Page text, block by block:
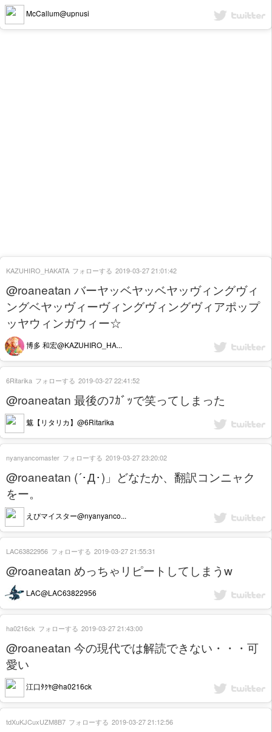
McCallum@upnusi
@roaneatan バーヤッベヤッベヤッヴィングヴィ
ングベヤッヴィーヴィングヴィングヴィアポップ
ッヤウィンガウィー☆
博多 和宏@KAZUHIRO_HA...
KAZUHIRO_HAKATA フォローする 2019-03-27 21:01:42
@roaneatan 最後のﾌｶﾞｯで笑ってしまった
魃【リタリカ】@6Ritarika
6Ritarika フォローする 2019-03-27 22:41:52
@roaneatan (´･Д･)」どなたか、翻訳コンニャク
をー。
えびマイスター@nyanyanco...
nyanyancomaster フォローする 2019-03-27 23:20:02
@roaneatan めっちゃリピートしてしまうw
LAC@LAC63822956
LAC63822956 フォローする 2019-03-27 21:55:31
@roaneatan 今の現代では解読できない・・・可
愛い
江口ﾀｸﾔ@ha0216ck
ha0216ck フォローする 2019-03-27 21:43:00
tdXuKJCuxUZM8B7 フォローする 2019-03-27 21:12:56